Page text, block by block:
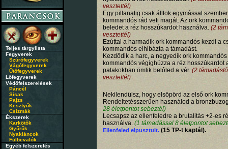
Teljes tárgylista
Fegyverek
Szúrófegyverek
Vágófegyverek
Ütőfegyverek
Lőfegyverek
Védőfelszerelések
Páncél
Sisak
Pajzs
Kesztyűk
Csizmák
Ékszerek
Karkötők
Gyűrűk
Nyakláncok
Fülbevalók
Egyéb felszerelés
vesztettél)
Egy pillanatig csak álltok egymással
kommandós rád veti magát. Az ork
beledet a réz hosszúkardot használva. (2
vesztettél)
Ezúttal a harmadik ork kommandós kezdi a
kommandós elhibázta a támadást.
Kezdôdik a harc, a negyedik ork
kommandós végighúzza a réz hosszúkardot
patakokban ömlik belôled a vér. (2
vesztettél)
Nekilendülsz, hogy elsöpörd az első ork
Rendeltetésszerűen használod a
28 életpontot sebeztél)
Lecsapsz az ellenfeledre a brutalitás +2-es
használva. (1 támadással 8 életpontot
Ellenfeled elpusztult. (15 TP-t kaptál).